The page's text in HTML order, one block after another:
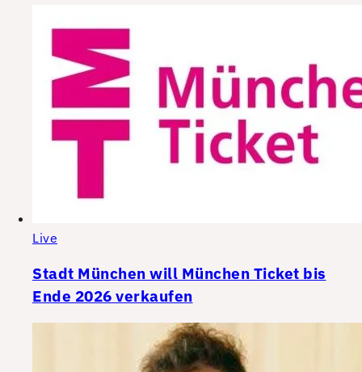
Live
Stadt München will München Ticket bis
Ende 2026 verkaufen